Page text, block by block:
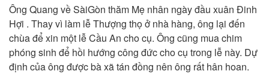
Ông Quang về SàiGòn thăm Mẹ nhân ngày đầu xuân Đinh
Hợi . Thay vì làm lễ Thượng thọ ở nhà hàng, ông lại đến
chùa để xin một lễ Cầu An cho cụ. Ông cũng mua chim
phóng sinh để hồi hướng công đức cho cụ trong lễ này. Dự
định của ông được bà xã tán đồng nên ông rất hân hoan.